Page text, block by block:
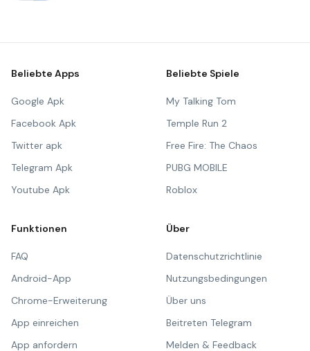
Beliebte Apps
Google Apk
Facebook Apk
Twitter apk
Telegram Apk
Youtube Apk
Beliebte Spiele
My Talking Tom
Temple Run 2
Free Fire: The Chaos
PUBG MOBILE
Roblox
Funktionen
FAQ
Android-App
Chrome-Erweiterung
App einreichen
App anfordern
Über
Datenschutzrichtlinie
Nutzungsbedingungen
Über uns
Beitreten Telegram
Melden & Feedback